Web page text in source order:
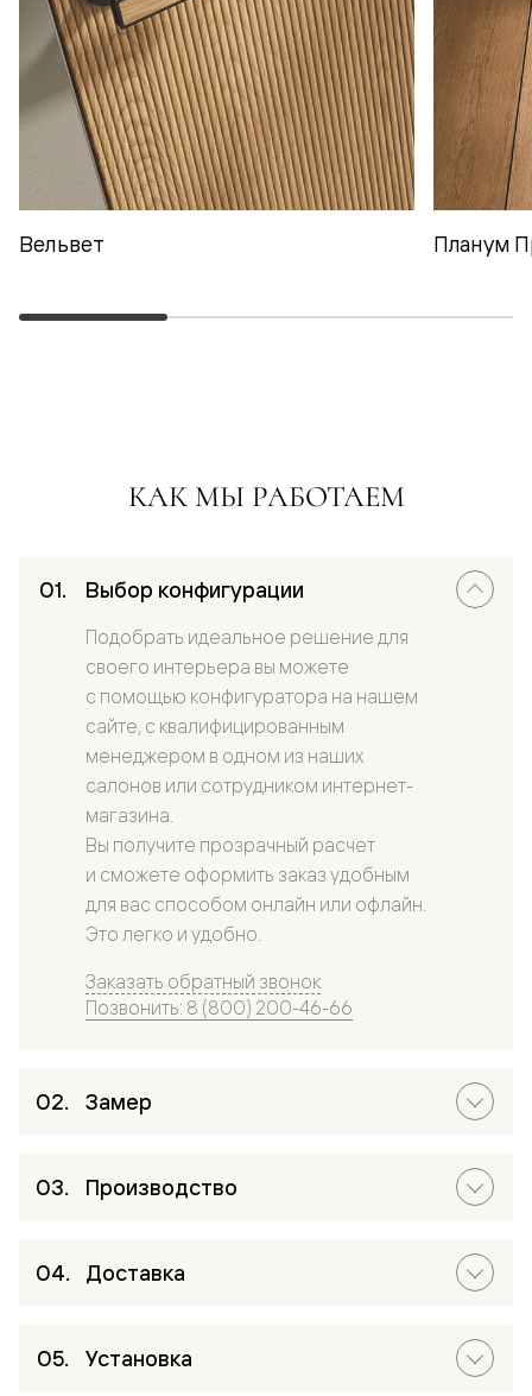
Вельвет Планум
КАК МЫ РАБОТАЕМ
Выбор конфигурации
Подобрать идеальное решение для
своего интерьера вы можете
с помощью конфигуратора на нашем
сайте, с квалифицированным
менеджером в одном из наших
салонов или сотрудником интернет-
магазина.
Вы получите прозрачный расчет
и сможете оформить заказ удобным
для вас способом онлайн или офлайн.
Это легко и удобно.
Заказать обратный звонок
Позвонить: 8 (800) 200-46-66
Замер
Производство
Доставка
Установка